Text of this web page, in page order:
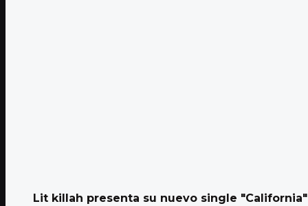
Lit killah presenta su nuevo single "California"